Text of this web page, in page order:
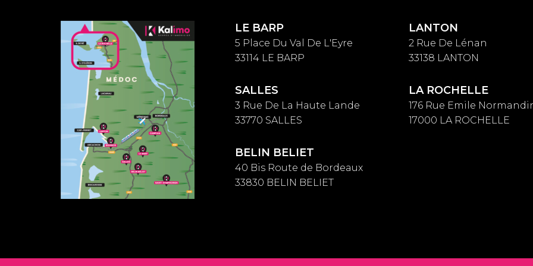
LE BARP
5 Place Du Val De L'Eyre
33114 LE BARP
SALLES
3 Rue De La Haute Lande
33770 SALLES
BELIN BELIET
40 Bis Route de Bordeaux
33830 BELIN BELIET
LANTON
2 Rue De Lénan
33138 LANTON
LA ROCHELLE
176 Rue Emile
17000 LA ROCHELLE